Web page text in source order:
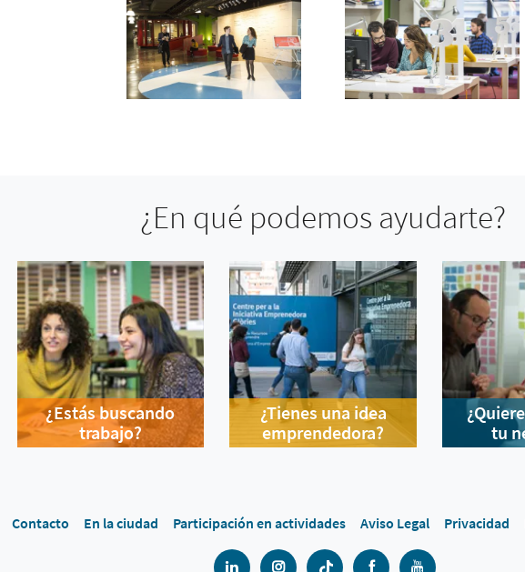
¿En qué podemos ayudarte?
¿Estás buscando
trabajo?
¿Tienes una idea
emprendedora?
tu
Contacto En la ciudad Participación en actividades Aviso Legal Privacidad